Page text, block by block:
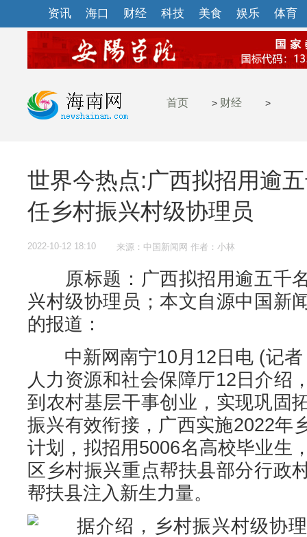
资讯 海口 财经 科技 美食 娱乐 体育
首页 > 财经 >
世界今热点:广西拟招用逾
任乡村振兴村级协理员
2022-10-12 18:10 来源：中国新闻网 作者：小林
原标题：广西拟招用逾五千
兴村级协理员；本文自源中国新
的报道：
中新网南宁10月12日电 (记者
人力资源和社会保障厅12日介绍
到农村基层干事创业，实现巩固
振兴有效衔接，广西实施2022年
计划，拟招用5006名高校毕业生
区乡村振兴重点帮扶县部分行政
帮扶县注入新生力量。
据介绍，乡村振兴村级协理